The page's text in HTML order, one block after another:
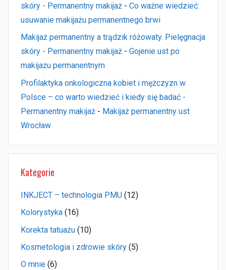
skóry - Permanentny makijaż - Co ważne wiedzieć:
usuwanie makijażu permanentnego brwi
Makijaż permanentny a trądzik różowaty. Pielęgnacja
skóry - Permanentny makijaż - Gojenie ust po
makijażu permanentnym
Profilaktyka onkologiczna kobiet i mężczyzn w
Polsce – co warto wiedzieć i kiedy się badać -
Permanentny makijaż - Makijaż permanentny ust
Wrocław
Kategorie
INKJECT – technologia PMU (12)
Kolorystyka (16)
Korekta tatuażu (10)
Kosmetologia i zdrowie skóry (5)
O mnie (6)